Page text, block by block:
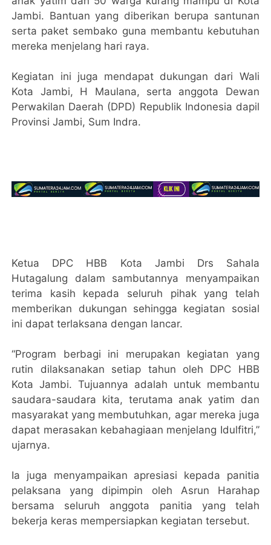
Jambi. Bantuan yang diberikan berupa santunan
serta paket sembako guna membantu kebutuhan
mereka menjelang hari raya.
Kegiatan ini juga mendapat dukungan dari Wali
Kota Jambi, H Maulana, serta anggota Dewan
Perwakilan Daerah (DPD) Republik Indonesia dapil
Provinsi Jambi, Sum Indra.
Ketua DPC HBB Kota Jambi Drs Sahala
Hutagalung dalam sambutannya menyampaikan
terima kasih kepada seluruh pihak yang telah
memberikan dukungan sehingga kegiatan sosial
ini dapat terlaksana dengan lancar.
“Program berbagi ini merupakan kegiatan yang
rutin dilaksanakan setiap tahun oleh DPC HBB
Kota Jambi. Tujuannya adalah untuk membantu
saudara-saudara kita, terutama anak yatim dan
masyarakat yang membutuhkan, agar mereka juga
dapat merasakan kebahagiaan menjelang Idulfitri,”
ujarnya.
Ia juga menyampaikan apresiasi kepada panitia
pelaksana yang dipimpin oleh Asrun Harahap
bersama seluruh anggota panitia yang telah
bekerja keras mempersiapkan kegiatan tersebut.